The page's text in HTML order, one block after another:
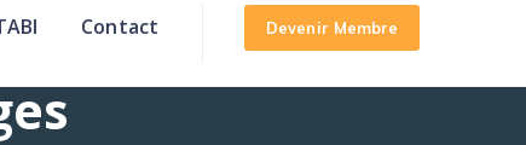
Devenir Membre
Contact